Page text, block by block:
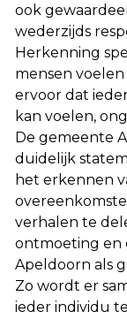
ook
wederzijds
Herkenning
mensen
ervoor dat
kan voelen,
De gemeente
duidelijk
het erkennen
verhalen te
ontmoeting en
Apeldoorn als
Zo wordt er
ieder individu